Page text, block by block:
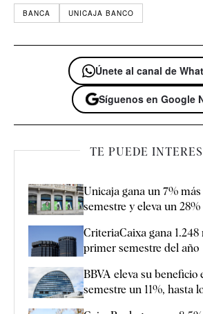
BANCA UNICAJA BANCO
Únete al canal de
Síguenos en Google
TE PUEDE
Unicaja gana un 7%
semestre y eleva un
CriteriaCaixa gana
primer semestre del año
BBVA eleva su beneficio
semestre un 11%, hasta